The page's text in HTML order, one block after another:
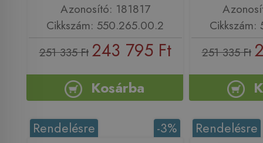
Azonosító: 181817
Cikkszám: 550.265.00.2
251 335 Ft 243 795 Ft
Kosárba
251 335 Ft
-3%
Rendelésre Rendelésre